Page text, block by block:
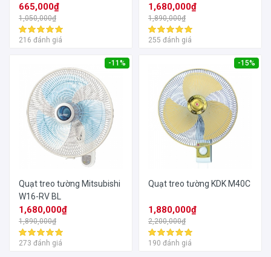
665,000₫
1,050,000₫
216 đánh giá
1,680,000₫
1,890,000₫
255 đánh giá
-11%
Quạt treo tường Mitsubishi
W16-RV BL
1,680,000₫
1,890,000₫
273 đánh giá
-15%
Quạt treo tường KDK M40C
1,880,000₫
2,200,000₫
190 đánh giá